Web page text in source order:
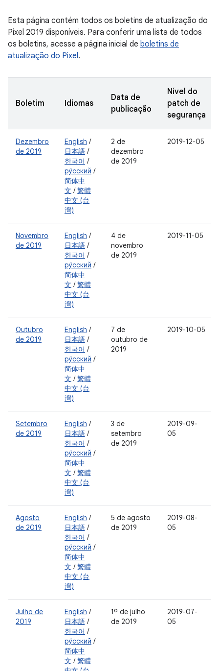
Esta página contém todos os boletins de atualização do
Pixel 2019 disponíveis. Para conferir uma lista de todos
os boletins, acesse a página inicial de boletins de
atualização do Pixel.
Boletim Idiomas
Data de
publicação
Nível do
patch de
segurança
Dezembro
de 2019
English /
日本語 /
한국어 /
ру́сский /
简体中
文 /繁體
中文 (台
灣)
2 de
dezembro
de 2019
2019-12-05
Novembro
de 2019
English /
日本語 /
한국어 /
ру́сский /
简体中
文 /繁體
中文 (台
灣)
4 de
novembro
de 2019
2019-11-05
Outubro
de 2019
English /
日本語 /
한국어 /
ру́сский /
简体中
文 /繁體
中文 (台
灣)
7 de
outubro de
2019
2019-10-05
Setembro
de 2019
English /
日本語 /
한국어 /
ру́сский /
简体中
文 /繁體
中文 (台
灣)
3 de
setembro
de 2019
2019-09-
05
Agosto
de 2019
English /
日本語 /
한국어 /
ру́сский /
简体中
文 /繁體
中文 (台
灣)
5 de agosto
de 2019
2019-08-
05
Julho de
2019
English /
日本語 /
한국어 /
ру́сский /
简体中
文 /繁體
1º de julho
de 2019
2019-07-
05